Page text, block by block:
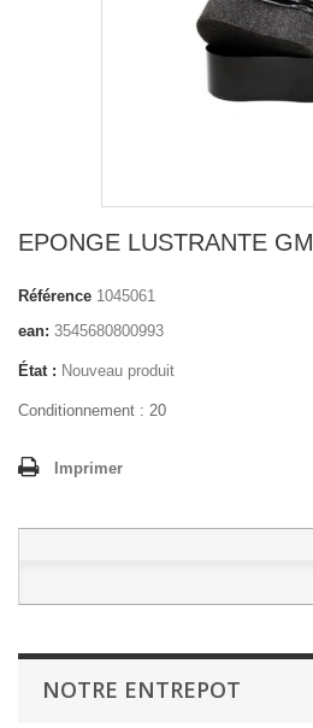
EPONGE LUSTRANTE GM
Référence 1045061
ean: 3545680800993
État : Nouveau produit
Conditionnement : 20
Imprimer
NOTRE ENTREPOT